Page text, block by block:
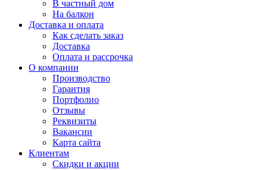
В частный дом
На балкон
Доставка и оплата
Как сделать заказ
Доставка
Оплата и рассрочка
О компании
Производство
Гарантия
Портфолио
Отзывы
Реквизиты
Вакансии
Карта сайта
Клиентам
Скидки и акции